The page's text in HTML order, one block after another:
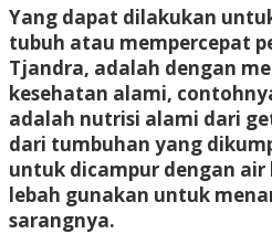
Yang dapat dilakukan
tubuh atau mempercepat
Tjandra, adalah dengan
kesehatan alami,
adalah nutrisi alami dari
dari tumbuhan yang
untuk dicampur dengan air
lebah gunakan untuk
sarangnya.